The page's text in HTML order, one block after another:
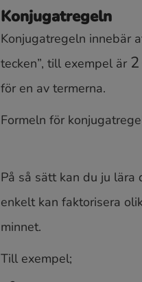
Konjugatregeln
Konjugatregeln innebär
tecken”, till exempel är
för en av termerna.
Formeln för
På så sätt kan du ju
enkelt kan faktorisera
minnet.
Till exempel;